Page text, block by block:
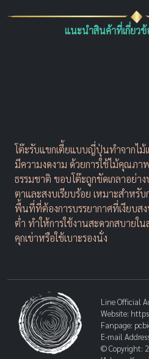
แนะนำสินค้าที่เกี่ยว
โต๊ะรับแขกเตี้ยแบบญี่ปุ่นทำจากไ
มีความงดงาม ด้วยการใช้ไม้คุณภ
ธรรมชาติ ขอบโต๊ะถูกขัดเกลาอย่า
ตาและสงบเรียบร้อย เหมาะสำหรั
พื้นที่ที่ต้องการบรรยากาศที่เงียบส
ต่ำ ทำให้การใช้งานสะดวกสบาย
คุกเข่าหรือใช้เบาะรองนั่ง
Line Official
Website:
Fanpage:
E-mail
© Copyright: